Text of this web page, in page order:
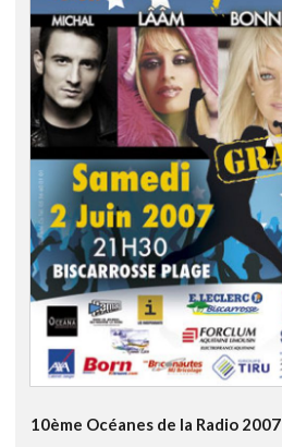
10ème Océanes de la Radio 2007